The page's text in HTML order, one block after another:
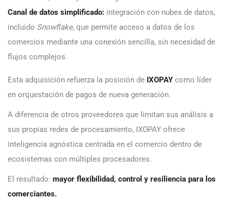
Canal de datos simplificado: integración con nubes de datos,
incluido Snowflake, que permite acceso a datos de los
comercios mediante una conexión sencilla, sin necesidad de
flujos complejos.
Esta adquisición refuerza la posición de IXOPAY como líder
en orquestación de pagos de nueva generación.
A diferencia de otros proveedores que limitan sus análisis a
sus propias redes de procesamiento, IXOPAY ofrece
inteligencia agnóstica centrada en el comercio dentro de
ecosistemas con múltiples procesadores.
El resultado: mayor flexibilidad, control y resiliencia para los
comerciantes.